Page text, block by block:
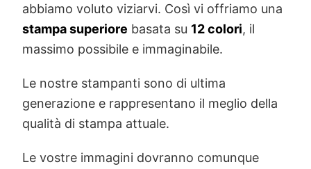
abbiamo voluto viziarvi. Così vi offriamo una
stampa superiore basata su 12 colori, il
massimo possibile e immaginabile.
Le nostre stampanti sono di ultima
generazione e rappresentano il meglio della
qualità di stampa attuale.
Le vostre immagini dovranno comunque